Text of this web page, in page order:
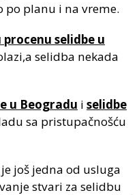
planu i na vreme.
selidbe u
selidba nekada
u Beogradu i selidbe
sa pristupačnošću
je još jedna od usluga
stvari za selidbu